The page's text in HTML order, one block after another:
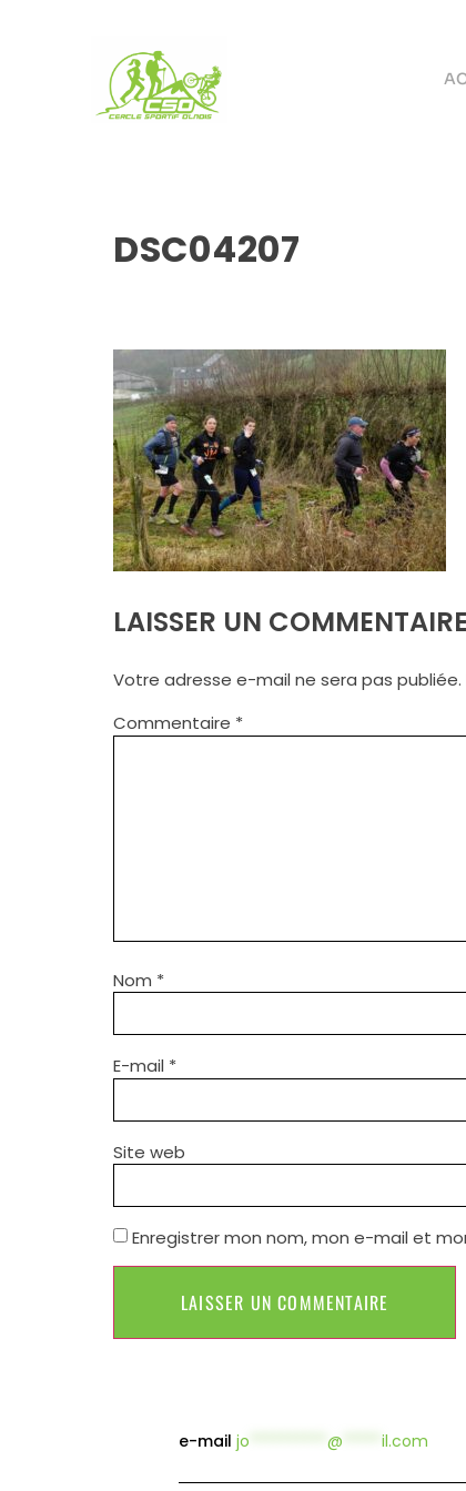
DSC04207
LAISSER UN COMMENTAIRE
Votre adresse e-mail ne sera pas publiée.
Commentaire *
Nom *
E-mail *
Site web
Enregistrer mon nom, mon e-mail et
e-mailjo **********@ *****il.com